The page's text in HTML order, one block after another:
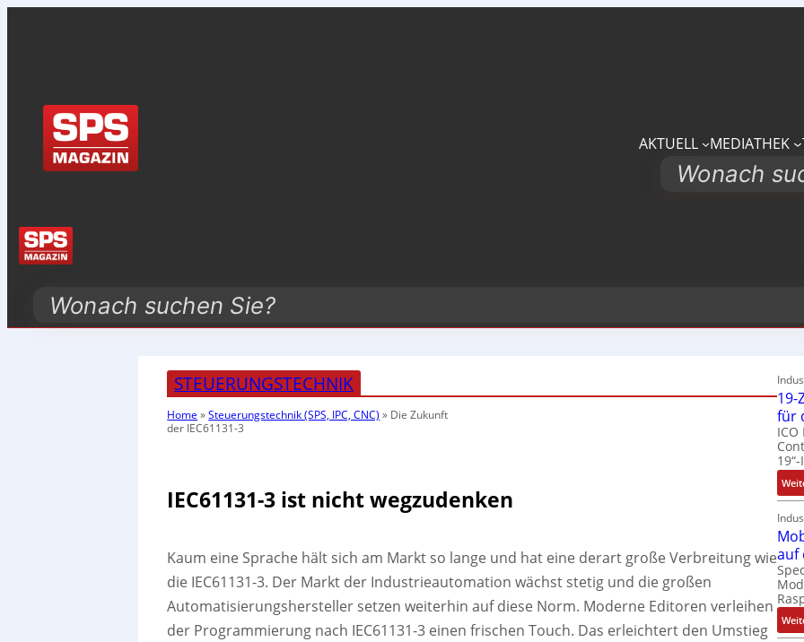
AKTUELL MEDIATHEK
Search
Search
STEUERUNGSTECHNIK
Home »Steuerungstechnik (SPS, IPC, CNC) » Die Zukunft
der IEC61131-3
IEC61131-3 ist nicht wegzudenken
Kaum eine Sprache hält sich am Markt so lange und hat eine derart große Verbreitung wie
die IEC61131-3. Der Markt der Industrieautomation wächst stetig und die großen
Automatisierungshersteller setzen weiterhin auf diese Norm. Moderne Editoren verleihen
der Programmierung nach IEC61131-3 einen frischen Touch. Das erleichtert den Umstieg
19-
für
auf